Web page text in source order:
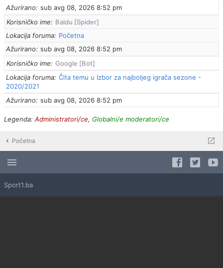
Ažurirano
sub avg 08, 2026 8:52 pm
Korisničko ime
Baidu [Spider]
Lokacija foruma
Početna
Ažurirano
sub avg 08, 2026 8:52 pm
Korisničko ime
Google [Bot]
Lokacija foruma Čita temu u Izbor za najboljeg igrača sezone -
2020/2021
Ažurirano
sub avg 08, 2026 8:52 pm
Legenda: Administratori/ce, Globalni/e moderatori/ce
Početna
Sport1.ba